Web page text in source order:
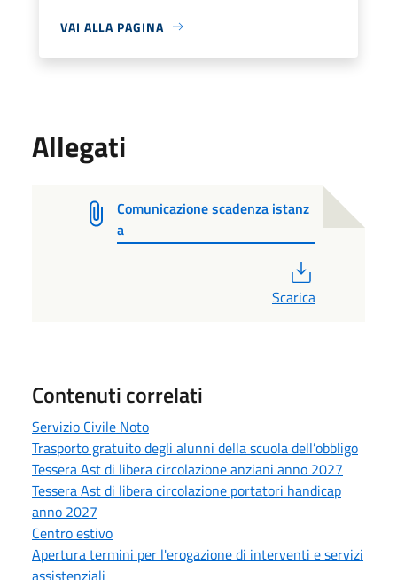
VAI ALLA PAGINA
Allegati
Comunicazione scadenza istanz
a
Scarica
Contenuti correlati
Servizio Civile Noto
Trasporto gratuito degli alunni della scuola dell’obbligo
Tessera Ast di libera circolazione anziani anno 2027
Tessera Ast di libera circolazione portatori handicap
anno 2027
Centro estivo
Apertura termini per l'erogazione di interventi e servizi
assistenziali